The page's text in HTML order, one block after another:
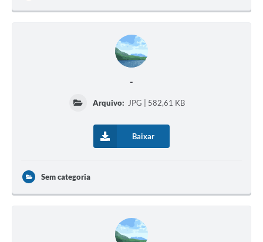
-
Arquivo: JPG | 582,61 KB
Baixar
Sem categoria